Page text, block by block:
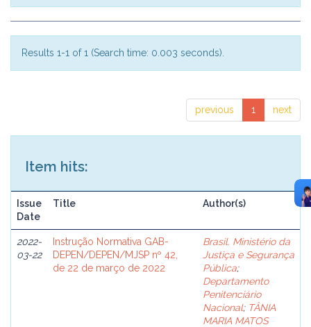
Results 1-1 of 1 (Search time: 0.003 seconds).
previous 1 next
Item hits:
Issue
Date
Title Author(s)
2022-
03-22
Instrução Normativa GAB-
DEPEN/DEPEN/MJSP nº 42,
de 22 de março de 2022
Brasil. Ministério da
Justiça e Segurança
Pública;
Departamento
Penitenciário
Nacional; TÂNIA
MARIA MATOS